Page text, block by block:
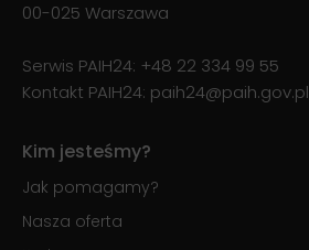
00-025 Warszawa
Serwis PAIH24: +48 22 334 99 55
Kontakt PAIH24: paih24@paih.gov.pl
Kim jesteśmy?
Jak pomagamy?
Nasza oferta